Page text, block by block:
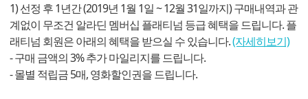
1) 선정 후 1년간 (2019년 1월 1일 ~ 12월 31일까지) 구매내역과 관
계없이 무조건 알라딘 멤버십 플래티넘 등급 혜택을 드립니다. 플
래티넘 회원은 아래의 혜택을 받으실 수 있습니다.(자세히보기)
- 구매 금액의 3% 추가 마일리지를 드립니다.
- 몰별 적립금 5매, 영화할인권을 드립니다.